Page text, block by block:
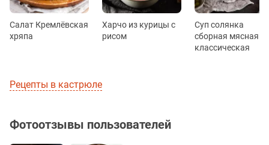
Салат Кремлёвская
хряпа
Харчо из курицы с
рисом
Суп солянка
сборная мясная
классическая
Рецепты в кастрюле
Фотоотзывы пользователей